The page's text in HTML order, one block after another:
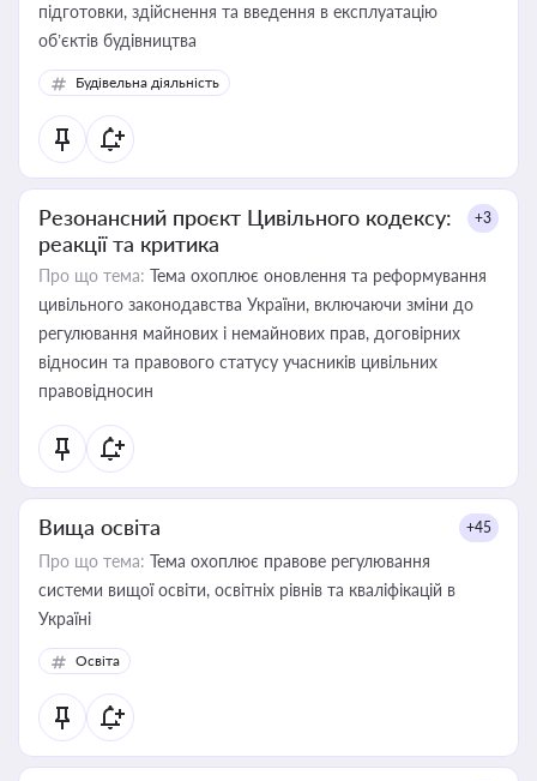
підготовки, здійснення та введення в експлуатацію
об’єктів будівництва
Будівельна діяльність
Резонансний проєкт Цивільного кодексу:
реакції та критика
+3
Про що тема: Тема охоплює оновлення та реформування
цивільного законодавства України, включаючи зміни до
регулювання майнових і немайнових прав, договірних
відносин та правового статусу учасників цивільних
правовідносин
Вища освіта +45
Про що тема: Тема охоплює правове регулювання
системи вищої освіти, освітніх рівнів та кваліфікацій в
Україні
Освіта